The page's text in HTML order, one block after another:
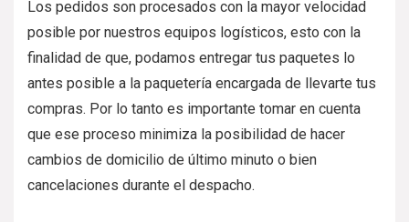
Los pedidos son procesados con la mayor velocidad
posible por nuestros equipos logísticos, esto con la
finalidad de que, podamos entregar tus paquetes lo
antes posible a la paquetería encargada de llevarte tus
compras. Por lo tanto es importante tomar en cuenta
que ese proceso minimiza la posibilidad de hacer
cambios de domicilio de último minuto o bien
cancelaciones durante el despacho.